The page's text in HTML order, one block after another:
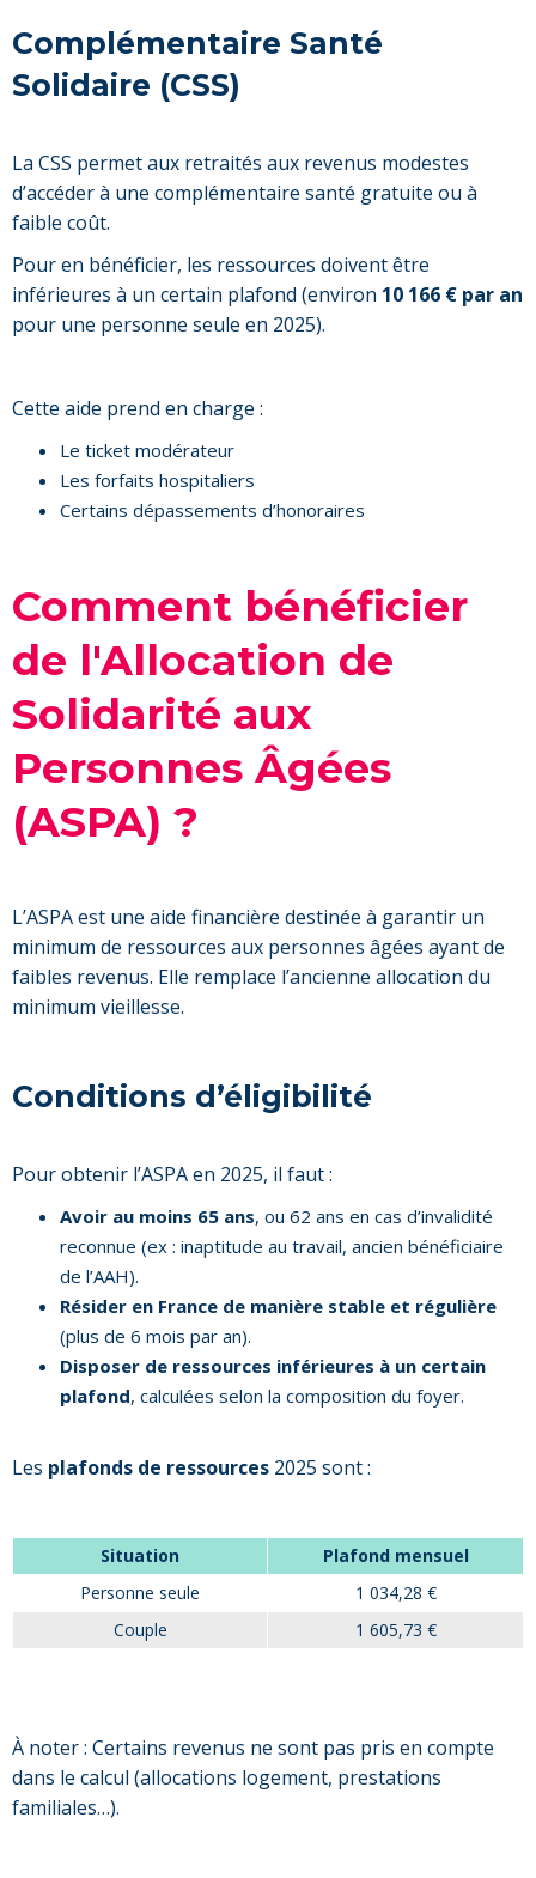
Complémentaire Santé
Solidaire (CSS)
La CSS permet aux retraités aux revenus modestes
d’accéder à une complémentaire santé gratuite ou à
faible coût.
Pour en bénéficier, les ressources doivent être
inférieures à un certain plafond (environ 10 166 € par an
pour une personne seule en 2025).
Cette aide prend en charge :
Le ticket modérateur
Les forfaits hospitaliers
Certains dépassements d’honoraires
Comment bénéficier
de l'Allocation de
Solidarité aux
Personnes Âgées
(ASPA) ?
L’ASPA est une aide financière destinée à garantir un
minimum de ressources aux personnes âgées ayant de
faibles revenus. Elle remplace l’ancienne allocation du
minimum vieillesse.
Conditions d’éligibilité
Pour obtenir l’ASPA en 2025, il faut :
Avoir au moins 65 ans, ou 62 ans en cas d’invalidité
reconnue (ex : inaptitude au travail, ancien bénéficiaire
de l’AAH).
Résider en France de manière stable et régulière
(plus de 6 mois par an).
Disposer de ressources inférieures à un certain
plafond, calculées selon la composition du foyer.
Les plafonds de ressources 2025 sont :
Situation
Plafond mensuel
Personne seule
1 034,28 €
Couple
1 605,73 €
À noter : Certains revenus ne sont pas pris en compte
dans le calcul (allocations logement, prestations
familiales…).